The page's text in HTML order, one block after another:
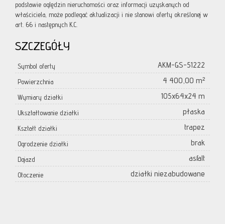
podstawie oględzin nieruchomości oraz informacji uzyskanych od
właściciela, może podlegać aktualizacji i nie stanowi oferty określonej w
art. 66 i następnych K.C.
SZCZEGÓŁY
Symbol oferty AKM-GS-51222
Powierzchnia 4 400,00 m²
Wymiary działki 105x64x24 m
Ukształtowanie działki płaska
Kształt działki trapez
Ogrodzenie działki brak
Dojazd asfalt
Otoczenie działki niezabudowane